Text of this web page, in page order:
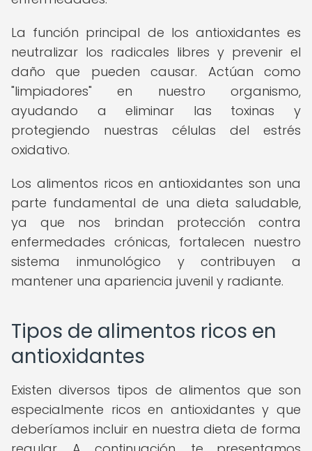
La función principal de los antioxidantes es
neutralizar los radicales libres y prevenir el
daño que pueden causar. Actúan como
"limpiadores" en nuestro organismo,
ayudando a eliminar las toxinas y
protegiendo nuestras células del estrés
oxidativo.
Los alimentos ricos en antioxidantes son una
parte fundamental de una dieta saludable,
ya que nos brindan protección contra
enfermedades crónicas, fortalecen nuestro
sistema inmunológico y contribuyen a
mantener una apariencia juvenil y radiante.
Tipos de alimentos ricos en
antioxidantes
Existen diversos tipos de alimentos que son
especialmente ricos en antioxidantes y que
deberíamos incluir en nuestra dieta de forma